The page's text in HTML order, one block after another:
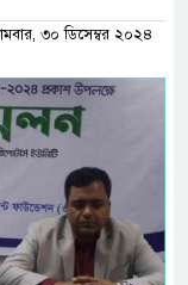
৩০ ডিসেম্বর ২০২৪